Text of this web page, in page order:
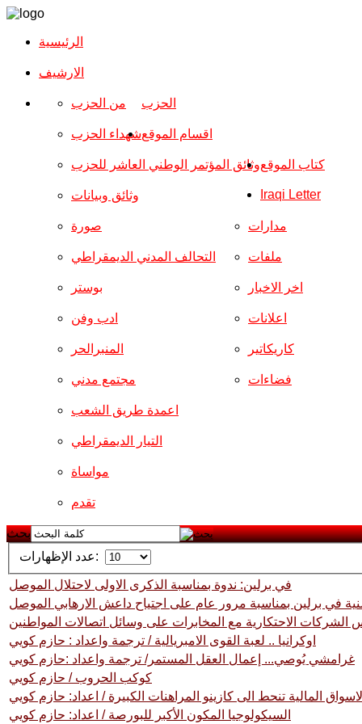
الرئيسية
الارشیف
الحزب من الحزب
شهداء الحزب
وثائق المؤتمر الوطني العاشر للحزب
وثائق وبيانات
اقسام الموقع
صورة
التحالف المدني الديمقراطي
بوستر
ادب وفن
المنبرالحر
مجتمع مدني
مدارات
ملفات
اخر الاخبار
اعلانات
كاريكاتير
فضاءات
اعمدة طريق الشعب
التيار الديمقراطي
مواساة
تقدم
كتاب الموقع
Iraqi Letter
بحث
عدد الإظهارات:
في برلين: ندوة بمناسبة الذكرى الاولى لاحتلال الموصل
في برلين بمناسبة مرور عام على اجتياح داعش الارهابي الموصل
الاحتكارية مع المخابرات على وسائل اتصالات المواطنين
اوكرانيا .. لعبة القوى الامبريالية / ترجمة واعداد : حازم كويي
غرامشي يُوصي... إعمال العقل المستمر/ ترجمة واعداد :حازم كويي
كوكب الحروب / حازم كويي
المالية تنحط الى كازينو المراهنات الكبيرة / اعداد: حازم كويي
السيكولوجيا المكون الأكبر للبورصة / اعداد: حازم كويي